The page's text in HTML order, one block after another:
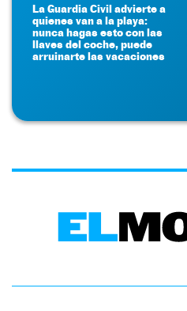
La Guardia Civil advierte a
quienes van a la playa:
nunca hagas esto con las
llaves del coche, puede
arruinarte las vacaciones